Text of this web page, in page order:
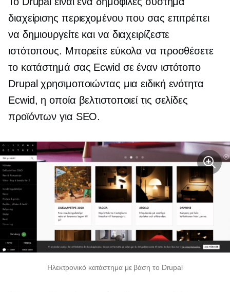
διαχείρισης περιεχομένου που σας επιτρέπει
να δημιουργείτε και να διαχειρίζεστε
ιστότοπους. Μπορείτε εύκολα να προσθέσετε
το κατάστημά σας Ecwid σε έναν ιστότοπο
Drupal χρησιμοποιώντας μια ειδική ενότητα
Ecwid, η οποία βελτιστοποιεί τις σελίδες
προϊόντων για SEO.
Ηλεκτρονικό κατάστημα με βάση το Drupal